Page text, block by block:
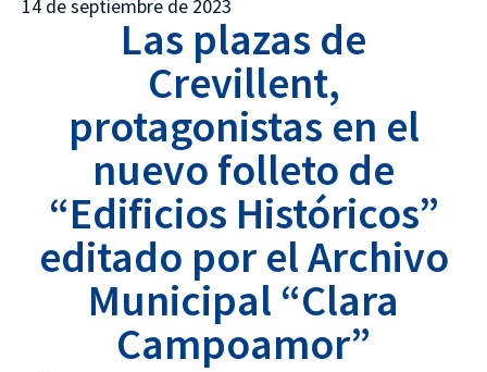
14 de septiembre de 2023
Las plazas de
Crevillent,
protagonistas en el
nuevo folleto de
“Edificios Históricos”
editado por el Archivo
Municipal “Clara
Campoamor”